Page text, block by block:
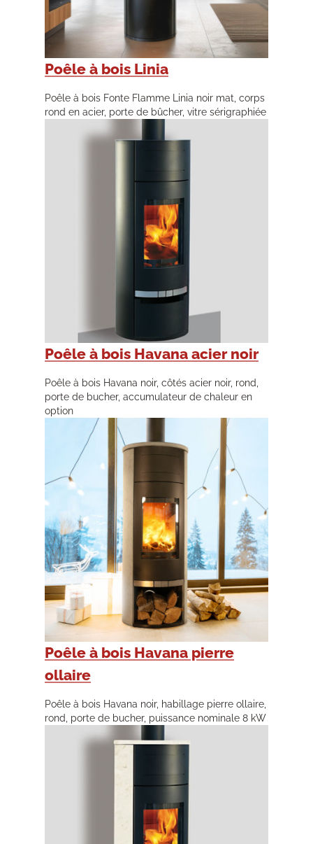
Poêle à bois Linia
Poêle à bois Fonte Flamme Linia noir mat, corps
rond en acier, porte de bûcher, vitre sérigraphiée
Poêle à bois Havana acier noir
Poêle à bois Havana noir, côtés acier noir, rond,
porte de bucher, accumulateur de chaleur en
option
Poêle à bois Havana pierre
ollaire
Poêle à bois Havana noir, habillage pierre ollaire,
rond, porte de bucher, puissance nominale 8 kW